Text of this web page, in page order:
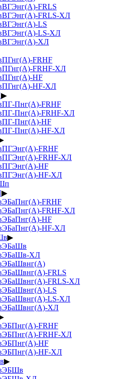
FRLS
FRLS-ХЛ
LS
LS-ХЛ
ХЛ
FRHF
FRHF-ХЛ
HF
HF-ХЛ
▶
Пнг(А)-FRHF
Пнг(А)-FRHF-ХЛ
Пнг(А)-HF
Пнг(А)-HF-ХЛ
FRHF
FRHF-ХЛ
HF
HF-ХЛ
▶
FRHF
FRHF-ХЛ
HF
HF-ХЛ
▶
ХЛ
FRLS
FRLS-ХЛ
LS
LS-ХЛ
ХЛ
FRHF
FRHF-ХЛ
HF
HF-ХЛ
▶